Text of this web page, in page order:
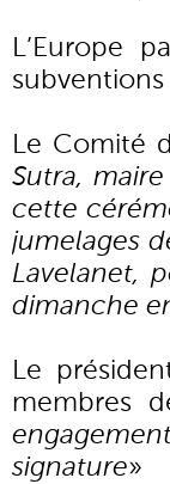
L’Europe
Le Comité
Sutra,
cette
jumelages
Lavelanet,
dimanche
Le
membres
signature»